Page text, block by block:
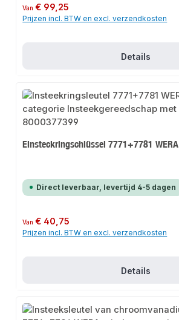
Normale prijs:
Van€ 99,25
Prijzen incl. BTW en excl. verzendkosten
Details
Einsteckringschlüssel 7771+7781 WERA
Direct leverbaar, levertijd 4-5 dagen
Normale prijs:
Van€ 40,75
Prijzen incl. BTW en excl. verzendkosten
Details